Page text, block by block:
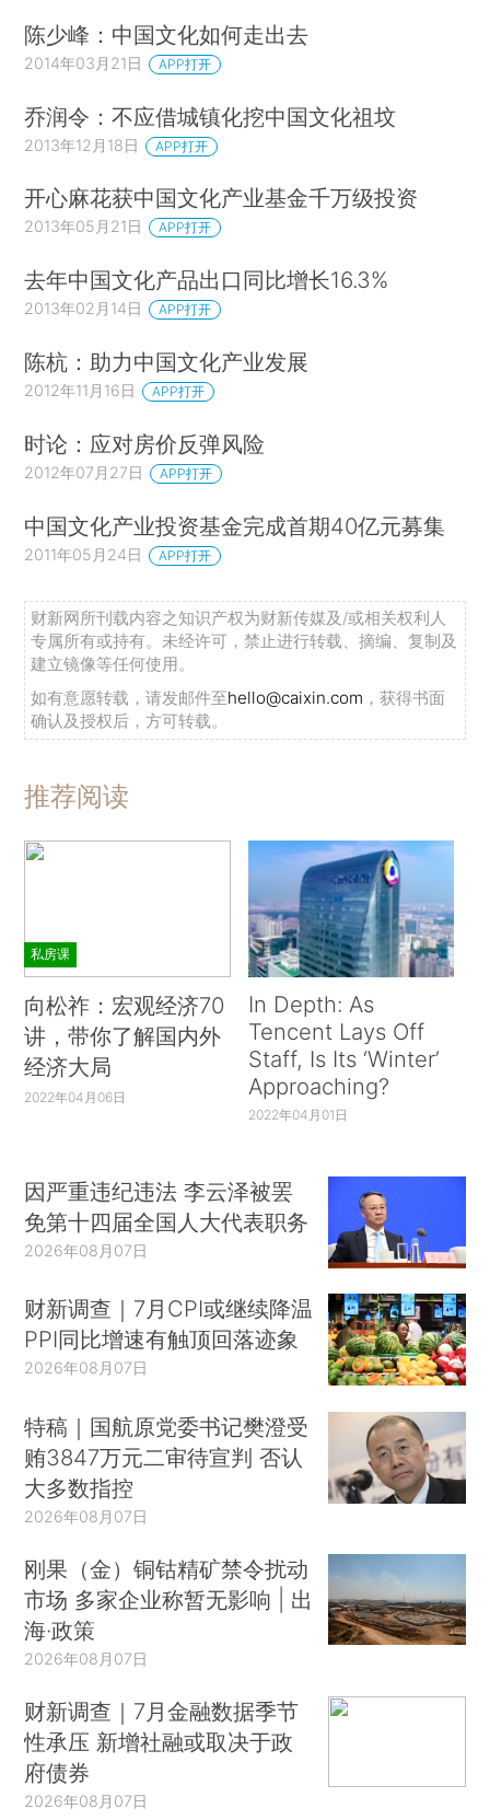
陈少峰：中国文化如何走出去
2014年03月21日 APP打开
乔润令：不应借城镇化挖中国文化祖坟
2013年12月18日 APP打开
开心麻花获中国文化产业基金千万级投资
2013年05月21日 APP打开
去年中国文化产品出口同比增长16.3%
2013年02月14日 APP打开
陈杭：助力中国文化产业发展
2012年11月16日 APP打开
时论：应对房价反弹风险
2012年07月27日 APP打开
中国文化产业投资基金完成首期40亿元募集
2011年05月24日 APP打开
财新网所刊载内容之知识产权为财新传媒及/或相关权利人
专属所有或持有。未经许可，禁止进行转载、摘编、复制及
建立镜像等任何使用。
如有意愿转载，请发邮件至hello@caixin.com ，获得书面
确认及授权后，方可转载。
推荐阅读
私房课
向松祚：宏观经济70
讲，带你了解国内外
经济大局
2022年04月06日
In Depth: As
Tencent Lays Off
Staff, Is Its ‘Winter’
Approaching?
2022年04月01日
因严重违纪违法 李云泽被罢
免第十四届全国人大代表职务
2026年08月07日
财新调查｜7月CPI或继续降温
PPI同比增速有触顶回落迹象
2026年08月07日
特稿｜国航原党委书记樊澄受
贿3847万元二审待宣判 否认
大多数指控
2026年08月07日
刚果（金）铜钴精矿禁令扰动
市场 多家企业称暂无影响 | 出
海·政策
2026年08月07日
财新调查｜7月金融数据季节
性承压 新增社融或取决于政
府债券
2026年08月07日